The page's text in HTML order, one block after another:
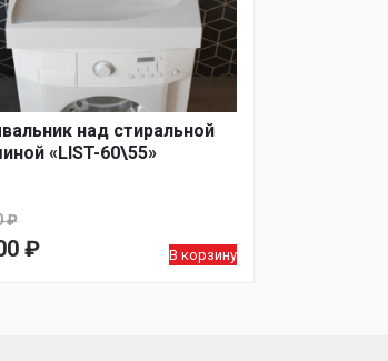
над стиральной
«LIST-60\55»
₽
₽
В корзину